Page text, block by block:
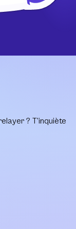
? T’inquiète